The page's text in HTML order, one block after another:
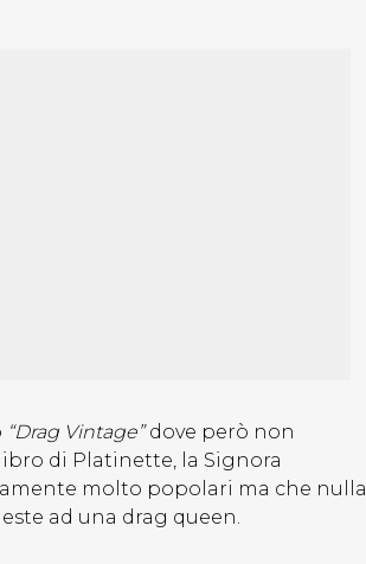
“Drag Vintage”dove però non
di Platinette, la Signora
molto popolari ma che nulla
ad una drag queen.